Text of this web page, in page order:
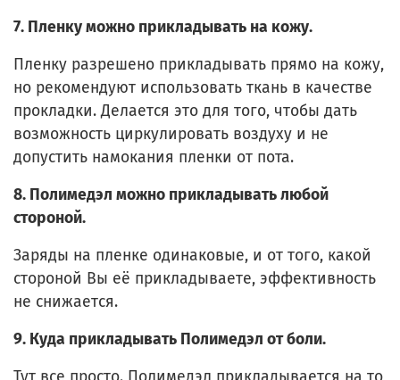
7. Пленку можно прикладывать на кожу.
Пленку разрешено прикладывать прямо на кожу,
но рекомендуют использовать ткань в качестве
прокладки. Делается это для того, чтобы дать
возможность циркулировать воздуху и не
допустить намокания пленки от пота.
8. Полимедэл можно прикладывать любой
стороной.
Заряды на пленке одинаковые, и от того, какой
стороной Вы её прикладываете, эффективность
не снижается.
9. Куда прикладывать Полимедэл от боли.